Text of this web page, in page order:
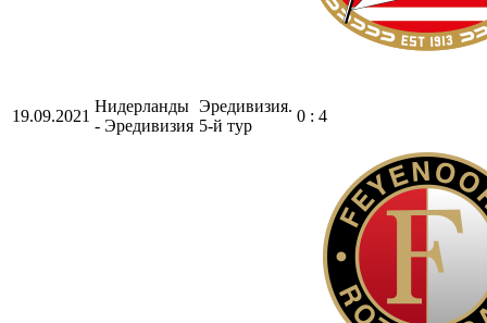
19.09.2021
Нидерланды
- Эредивизия
Эредивизия.
5-й тур
0 : 4